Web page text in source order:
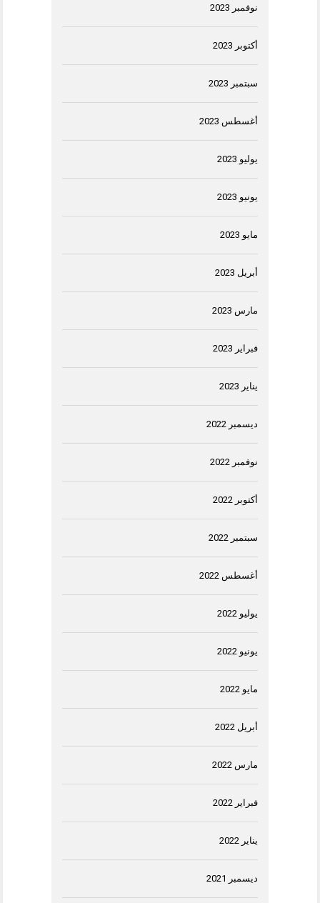
نوفمبر 2023
أكتوبر 2023
سبتمبر 2023
أغسطس 2023
يوليو 2023
يونيو 2023
مايو 2023
أبريل 2023
مارس 2023
فبراير 2023
يناير 2023
ديسمبر 2022
نوفمبر 2022
أكتوبر 2022
سبتمبر 2022
أغسطس 2022
يوليو 2022
يونيو 2022
مايو 2022
أبريل 2022
مارس 2022
فبراير 2022
يناير 2022
ديسمبر 2021